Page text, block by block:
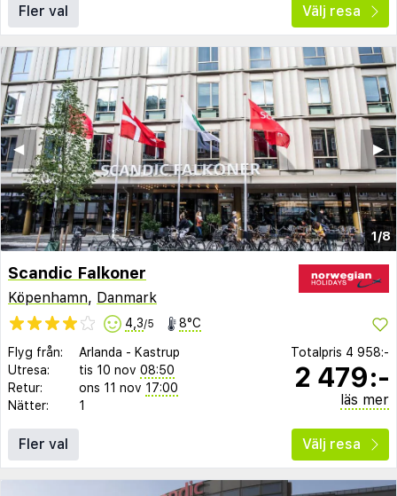
Fler val Välj resa
1/8
▶︎
◀︎
Scandic Falkoner
Köpenhamn, Danmark
4,3/5 8°C
Flyg från: Arlanda - Kastrup
Utresa:
tis 10 nov 08:50
Retur:
ons 11 nov 17:00
Nätter:
1
Totalpris 4 958:-
2 479:-
läs mer
Fler val Välj resa